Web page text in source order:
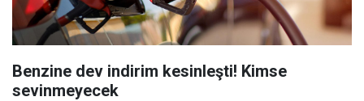
Benzine dev indirim kesinleşti! Kimse
sevinmeyecek